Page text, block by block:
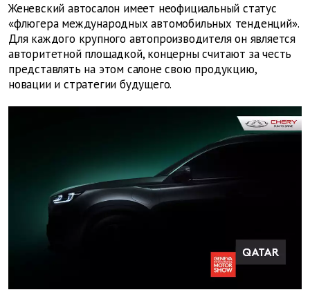
Женевский автосалон имеет неофициальный статус
«флюгера международных автомобильных тенденций».
Для каждого крупного автопроизводителя он является
авторитетной площадкой, концерны считают за честь
представлять на этом салоне свою продукцию,
новации и стратегии будущего.